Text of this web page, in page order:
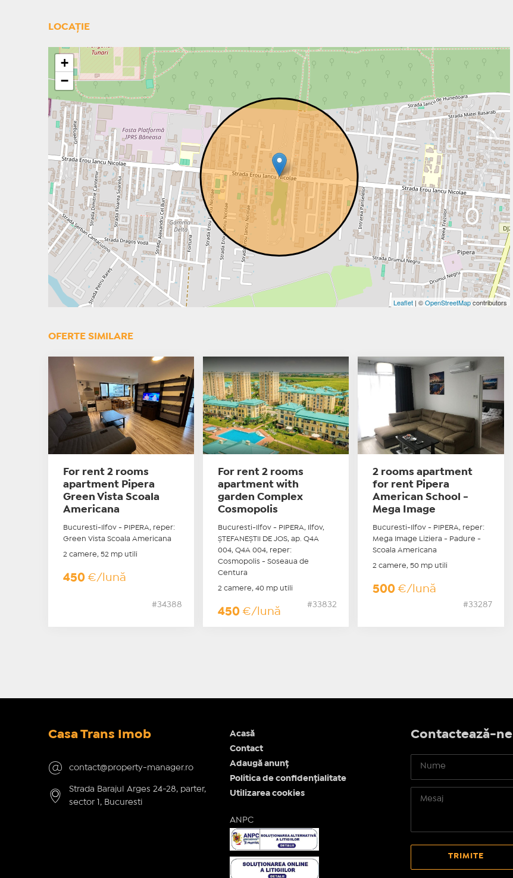
LOCAȚIE
+
−
Leaflet| ©OpenStreetMapcontributors
OFERTE SIMILARE
For rent 2 rooms
apartment Pipera
Green Vista Scoala
Americana
Bucuresti-Ilfov - PIPERA, reper:
Green Vista Scoala Americana
2 camere, 52 mp utili
450 €/lună
#34388
For rent 2 rooms
apartment with
garden Complex
Cosmopolis
Bucuresti-Ilfov - PIPERA, Ilfov,
ŞTEFANEŞTII DE JOS, ap. Q4A
004, Q4A 004, reper:
Cosmopolis - Soseaua de
Centura
2 camere, 40 mp utili
450€/lună
#33832
2 rooms apartment
for rent Pipera
American School -
Mega Image
Bucuresti-Ilfov - PIPERA, reper:
Mega Image Liziera - Padure -
Scoala Americana
2 camere, 50 mp utili
500€/lună
#33287
Casa Trans Imob
contact@property-manager.ro
Strada Barajul Arges 24-28, parter,
sector 1, Bucuresti
Acasă
Contact
Adaugă anunț
Politica de confidențialitate
Utilizarea cookies
ANPC
Contactează-ne